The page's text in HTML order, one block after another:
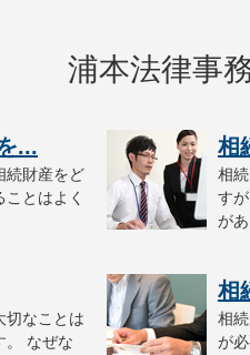
浦本法律事
...
続財産をど
とはよく
相
相
す
があ
切なことは
。 なぜな
相
相
が